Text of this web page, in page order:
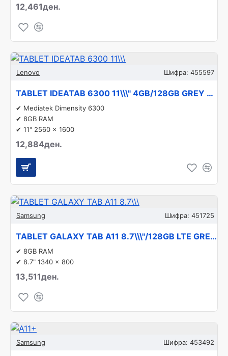
12,461ден.
Lenovo Шифра: 455597
TABLET IDEATAB 6300 11\\\" 4GB/128GB GREY ZAFR0032GR LENOVO
✔ Mediatek Dimensity 6300
✔ 8GB RAM
✔ 11" 2560 x 1600
12,884ден.
Samsung Шифра: 451725
TABLET GALAXY TAB A11 8.7\\\"/128GB LTE GREY SM-X135 SAMSUNG
✔ 8GB RAM
✔ 8.7" 1340 x 800
13,511ден.
Samsung Шифра: 453492